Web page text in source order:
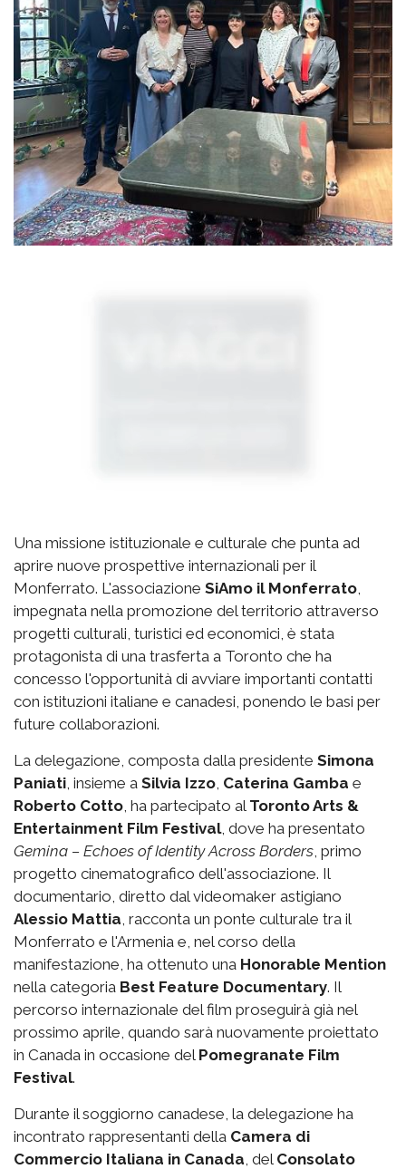
Una missione istituzionale e culturale che punta ad
aprire nuove prospettive internazionali per il
Monferrato. L'associazione SiAmo il Monferrato
impegnata nella promozione del territorio attraverso
progetti culturali, turistici ed economici, è stata
protagonista di una trasferta a Toronto che ha
concesso l'opportunità di avviare importanti contatti
con istituzioni italiane e canadesi, ponendo le basi per
future collaborazioni.
La delegazione, composta dalla presidente Simona
Paniati , insieme a Silvia Izzo Caterina Gamba e
Roberto Cotto , ha partecipato al Toronto Arts &
Entertainment Film Festival, dove ha presentato
Gemina – Echoes of Identity Across Borders , primo
progetto cinematografico dell'associazione. Il
documentario, diretto dal videomaker astigiano
Alessio Mattia , racconta un ponte culturale tra il
Monferrato e l'Armenia e, nel corso della
manifestazione, ha ottenuto una Honorable Mention
nella categoria Best Feature Documentary. Il
percorso internazionale del film proseguirà già nel
prossimo aprile, quando sarà nuovamente proiettato
in Canada in occasione del Pomegranate Film
Festival.
Durante il soggiorno canadese, la delegazione ha
incontrato rappresentanti della Camera di
Commercio Italiana in Canada , del Consolato